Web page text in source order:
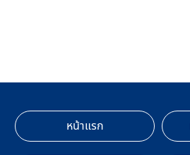
หน้าแรก